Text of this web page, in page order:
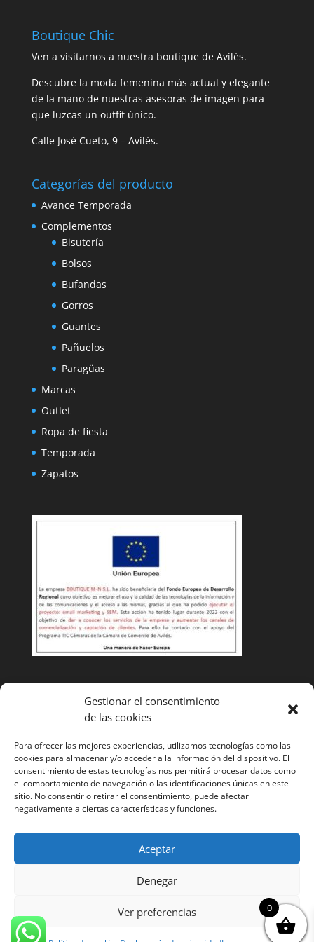
Gestionar el consentimiento
de las cookies
Para ofrecer las mejores experiencias, utilizamos tecnologías como las
cookies para almacenar y/o acceder a la información del dispositivo. El
consentimiento de estas tecnologías nos permitirá procesar datos como
el comportamiento de navegación o las identificaciones únicas en este
sitio. No consentir o retirar el consentimiento, puede afectar
negativamente a ciertas características y funciones.
Aceptar
Denegar
Ver preferencias
Boutique Chic
Ven a visitarnos a nuestra boutique de Avilés.
Descubre la moda femenina más actual y elegante
de la mano de nuestras asesoras de imagen para
que luzcas un outfit único.
Calle José Cueto, 9 – Avilés.
Categorías del producto
Avance Temporada
Complementos
Bisutería
Bolsos
Bufandas
Gorros
Guantes
Pañuelos
Paragüas
Marcas
Outlet
Ropa de fiesta
Temporada
Zapatos
Condiciones de venta
Cambios y devoluciones
Envíos
¿Tienes alguna duda? Llámanos y te ayudaremos985
52 11 53
los derechos reservados. ©
Aviso legal
Polítca
0